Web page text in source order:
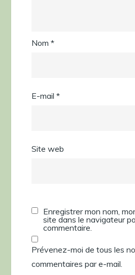
Nom*
E-mail*
Site web
Enregistrer mon nom,
site dans le navigateur
commentaire.
Prévenez-moi de tous les
commentaires par e-mail.